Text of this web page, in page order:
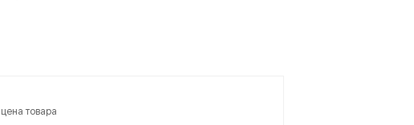
цена товара